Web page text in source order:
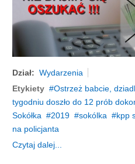
Dział: Wydarzenia
Etykiety
Ostrzeż babcie,
tygodniu doszło do 12 prób
Sokółka
2019 sokólka kpp
na policjanta
Czytaj dalej...